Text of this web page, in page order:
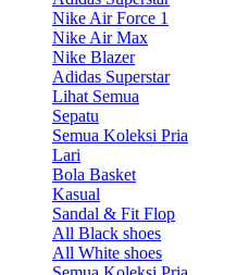
Nike Air Force 1
Nike Air Max
Nike Blazer
Adidas Superstar
Lihat Semua
Sepatu
Semua Koleksi Pria
Lari
Bola Basket
Kasual
Sandal & Fit Flop
All Black shoes
All White shoes